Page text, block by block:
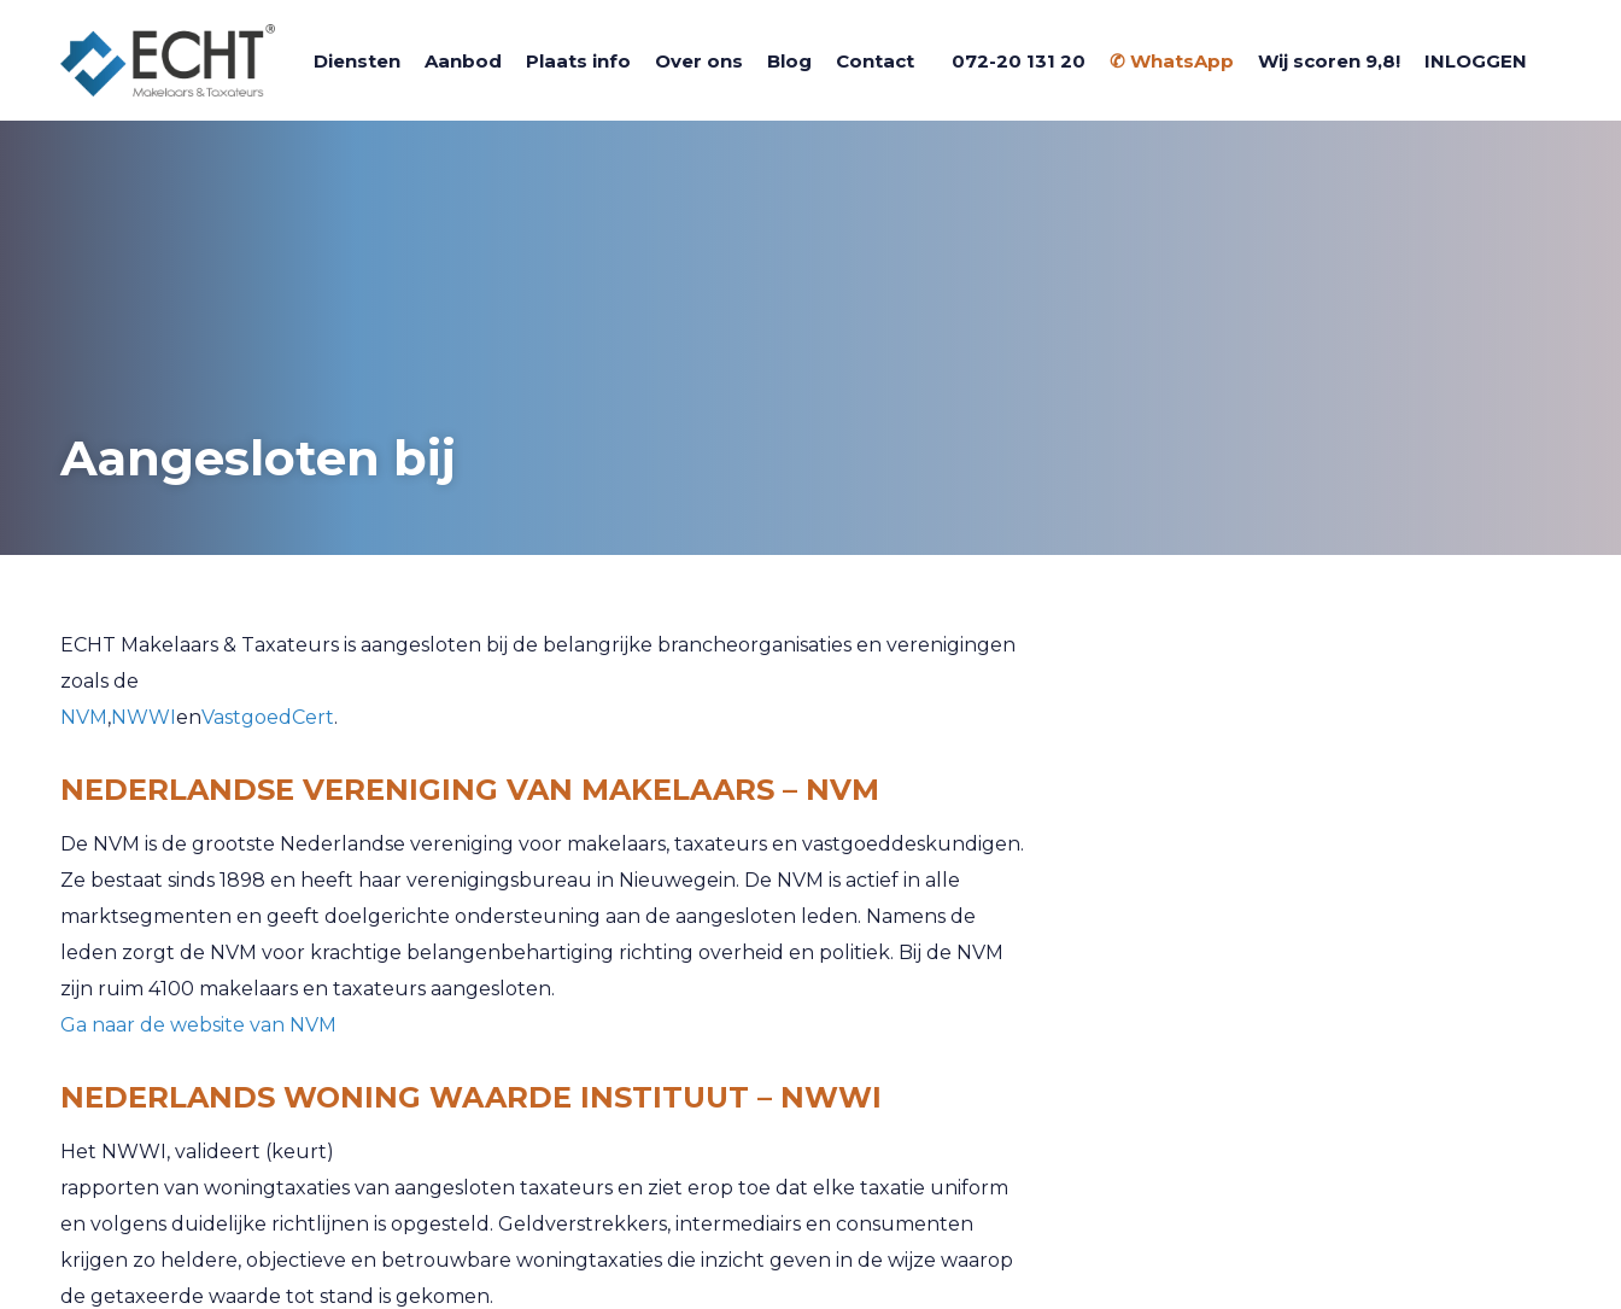
Diensten Aanbod Plaats info Over ons Blog Contact 072-20 131 20 ✆ WhatsApp Wij scoren 9,8! INLOGGEN
Aangesloten bij
ECHT Makelaars & Taxateurs is aangesloten bij de belangrijke brancheorganisaties en verenigingen
zoals de
NVM,NWWIenVastgoedCert.
NEDERLANDSE VERENIGING VAN MAKELAARS – NVM
De NVM is de grootste Nederlandse vereniging voor makelaars, taxateurs en vastgoeddeskundigen.
Ze bestaat sinds 1898 en heeft haar verenigingsbureau in Nieuwegein. De NVM is actief in alle
marktsegmenten en geeft doelgerichte ondersteuning aan de aangesloten leden. Namens de
leden zorgt de NVM voor krachtige belangenbehartiging richting overheid en politiek. Bij de NVM
zijn ruim 4100 makelaars en taxateurs aangesloten.
Ga naar de website van NVM
NEDERLANDS WONING WAARDE INSTITUUT – NWWI
Het NWWI, valideert (keurt)
rapporten van woningtaxaties van aangesloten taxateurs en ziet erop toe dat elke taxatie uniform
en volgens duidelijke richtlijnen is opgesteld. Geldverstrekkers, intermediairs en consumenten
krijgen zo heldere, objectieve en betrouwbare woningtaxaties die inzicht geven in de wijze waarop
de getaxeerde waarde tot stand is gekomen.